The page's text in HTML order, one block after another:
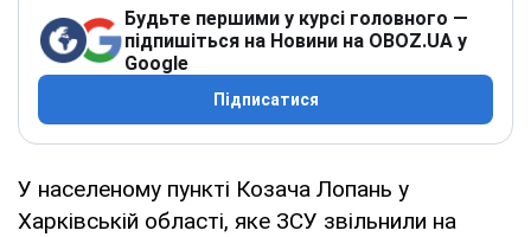
Будьте першими у курсі головного —
підпишіться на Новини на OBOZ.UA у
Google
Підписатися
У населеному пункті Козача Лопань у
Харківській області, яке ЗСУ звільнили на